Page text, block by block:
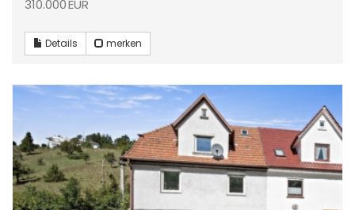
310.000 EUR
Details merken